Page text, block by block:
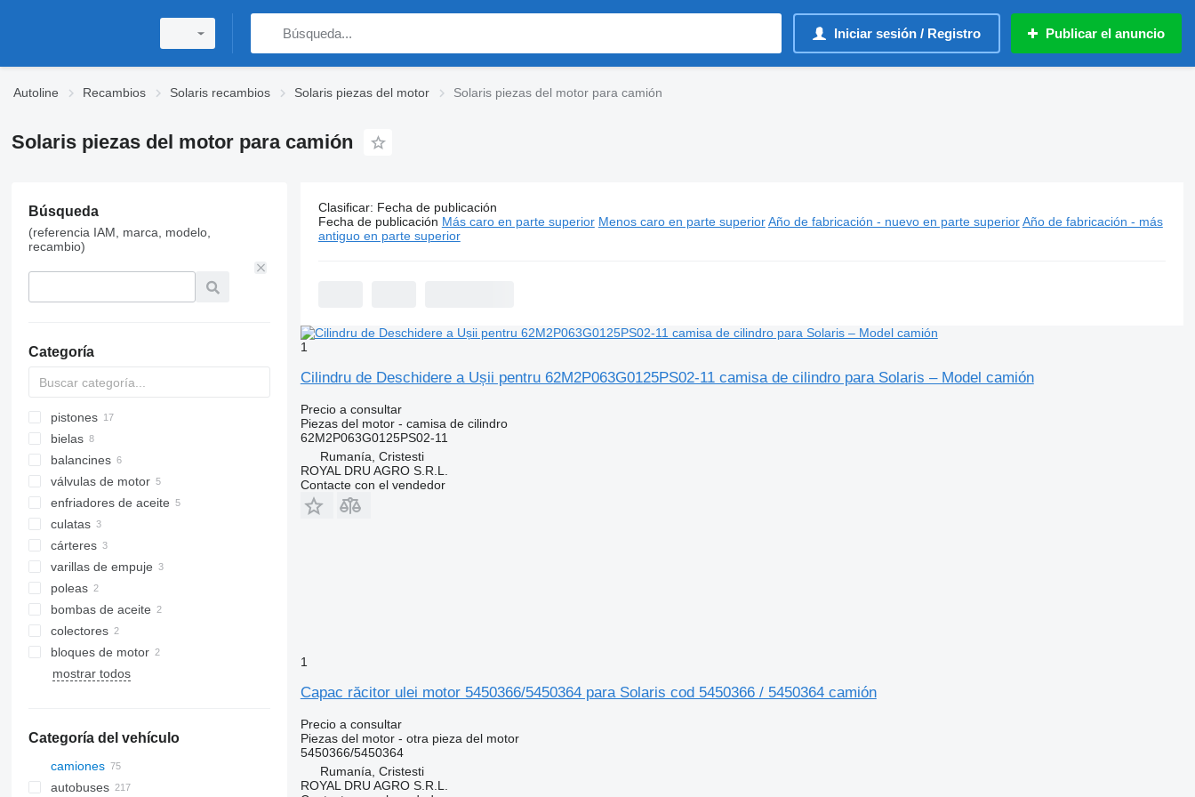
Iniciar sesión / Registro Publicar el anuncio
Autoline Recambios Solaris recambios Solaris piezas del motor Solaris piezas del motor para camión
Solaris piezas del motor para camión
Búsqueda
(referencia IAM, marca, modelo,
recambio)
Categoría
pistones
bielas
balancines
válvulas de motor
enfriadores de aceite
culatas
cárteres
varillas de empuje
poleas
bombas de aceite
colectores
bloques de motor
mostrar todos
Categoría del vehículo
camiones
autobuses
75 anuncios:Solaris piezas del motor para camión
Precio: 60 € - 60 €
Clasificar: Fecha de publicación
Fecha de publicación Más caro en parte superior Menos caro en parte superior Año de fabricación - nuevo en parte superior Año de fabricación - más
antiguo en parte superior
1
Cilindru de Deschidere a Ușii pentru 62M2P063G0125PS02-11 camisa de cilindro para Solaris – Model camión
Precio a consultar
Piezas del motor - camisa de cilindro
62M2P063G0125PS02-11
Rumanía, Cristesti
ROYAL DRU AGRO S.R.L.
Contacte con el vendedor
1
Capac răcitor ulei motor 5450366/5450364 para Solaris cod 5450366 / 5450364 camión
Precio a consultar
Piezas del motor - otra pieza del motor
5450366/5450364
Rumanía, Cristesti
ROYAL DRU AGRO S.R.L.